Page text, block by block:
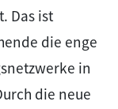
Das ist
die enge
in
die neue